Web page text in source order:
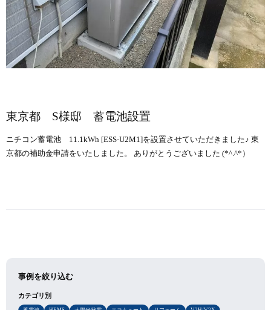
東京都 S様邸 蓄電池設置
ニチコン蓄電池 11.1kWh [ESS-U2M1]を設置させていただきました♪ 東
京都の補助金申請をいたしました。 ありがとうございました (*^.^*）
事例を絞り込む
カテゴリ別